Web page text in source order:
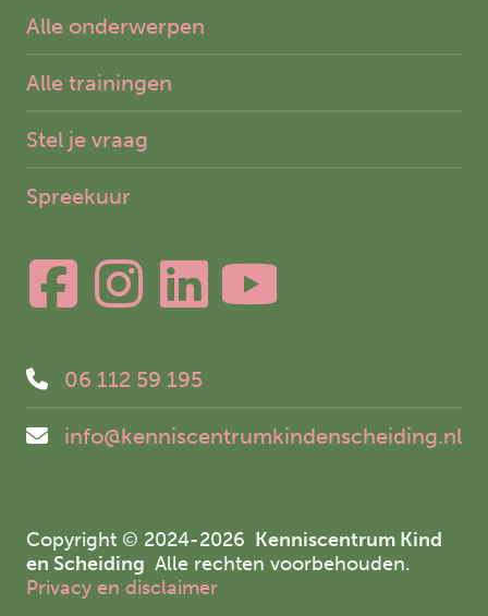
Alle onderwerpen
Alle trainingen
Stel je vraag
Spreekuur
06 112 59 195
info@kenniscentrumkindenscheiding.nl
Copyright © 2024-2026
Kenniscentrum Kind
en Scheiding Alle rechten voorbehouden.
Privacy en disclaimer